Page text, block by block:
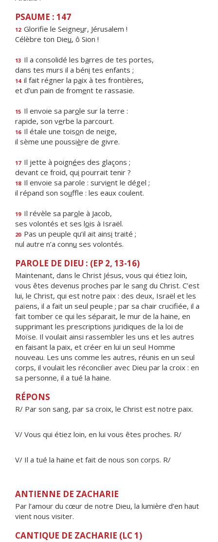
PSAUME : 147
12 Glorifie le Seigneur, Jérusalem !
Célèbre ton Dieu, ô Sion !
13 Il a consolidé les barres de tes portes,
dans tes murs il a béni tes enfants ;
14 il fait régner la paix à tes frontières,
et d’un pain de froment te rassasie.
15 Il envoie sa parole sur la terre :
rapide, son verbe la parcourt.
16 Il étale une toison de neige,
il sème une poussière de givre.
17 Il jette à poignées des glaçons ;
devant ce froid, qui pourrait tenir ?
18 Il envoie sa parole : survient le dégel ;
il répand son souffle : les eaux coulent.
19 Il révèle sa parole à Jacob,
ses volontés et ses lois à Israël.
20 Pas un peuple qu’il ait ainsi traité ;
nul autre n’a connu ses volontés.
PAROLE DE DIEU : (EP 2, 13-16)
Maintenant, dans le Christ Jésus, vous qui étiez loin,
vous êtes devenus proches par le sang du Christ. C’est
lui, le Christ, qui est notre paix : des deux, Israël et les
païens, il a fait un seul peuple ; par sa chair crucifiée, il a
fait tomber ce qui les séparait, le mur de la haine, en
supprimant les prescriptions juridiques de la loi de
Moïse. Il voulait ainsi rassembler les uns et les autres
en faisant la paix, et créer en lui un seul Homme
nouveau. Les uns comme les autres, réunis en un seul
corps, il voulait les réconcilier avec Dieu par la croix : en
sa personne, il a tué la haine.
RÉPONS
R/ Par son sang, par sa croix, le Christ est notre paix.
V/ Vous qui étiez loin, en lui vous êtes proches. R/
V/ Il a tué la haine et fait de nous son corps. R/
ANTIENNE DE ZACHARIE
Par l’amour du cœur de notre Dieu, la lumière d’en haut
vient nous visiter.
CANTIQUE DE ZACHARIE (LC 1)